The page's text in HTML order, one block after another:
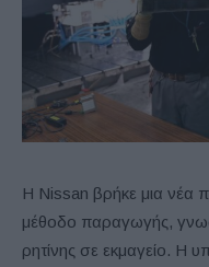
Η Nissan βρήκε μια νέα
μέθοδο παραγωγής,
ρητίνης σε εκμαγείο. Η